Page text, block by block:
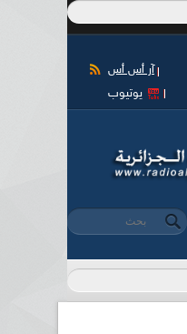
آر أس أس
يوتيوب
استمارة البحث
‏بحث ‏